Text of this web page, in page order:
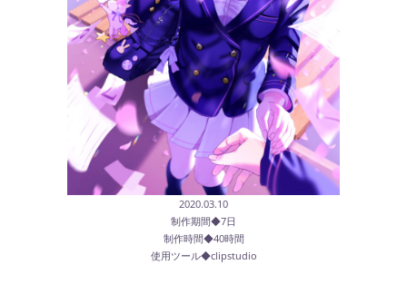
2020.03.10
制作期間◆7日
制作時間◆40時間
使用ツール◆clipstudio